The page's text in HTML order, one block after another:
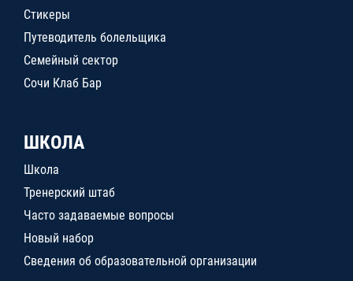
Стикеры
Путеводитель болельщика
Семейный сектор
Сочи Клаб Бар
ШКОЛА
Школа
Тренерский штаб
Часто задаваемые вопросы
Новый набор
Сведения об образовательной организации